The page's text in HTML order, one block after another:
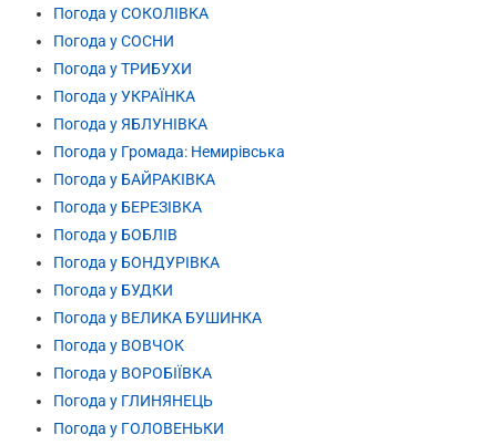
Погода у СОКОЛІВКА
Погода у СОСНИ
Погода у ТРИБУХИ
Погода у УКРАЇНКА
Погода у ЯБЛУНІВКА
Погода у Громада: Немирівська
Погода у БАЙРАКІВКА
Погода у БЕРЕЗІВКА
Погода у БОБЛІВ
Погода у БОНДУРІВКА
Погода у БУДКИ
Погода у ВЕЛИКА БУШИНКА
Погода у ВОВЧОК
Погода у ВОРОБІЇВКА
Погода у ГЛИНЯНЕЦЬ
Погода у ГОЛОВЕНЬКИ